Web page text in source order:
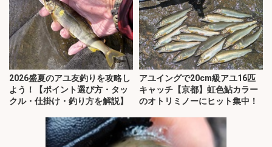
2026盛夏のアユ友釣りを攻略し
よう！【ポイント選び方・タッ
クル・仕掛け・釣り方を解説】
アユイングで20cm級アユ16匹
キャッチ【京都】虹色鮎カラー
のオトリミノーにヒット集中！